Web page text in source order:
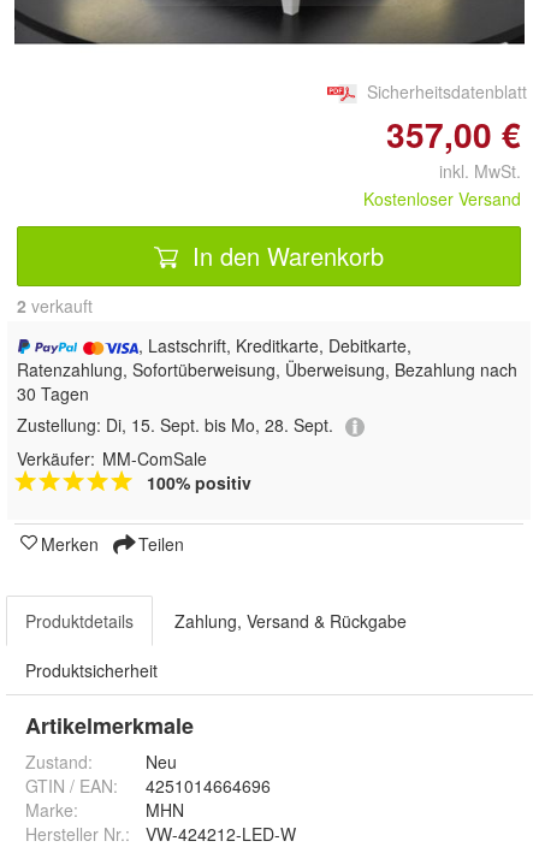
Sicherheitsdatenblatt
357,00 €
inkl. MwSt.
Kostenloser Versand
In den Warenkorb
2 verkauft
, Lastschrift, Kreditkarte, Debitkarte,
Ratenzahlung, Sofortüberweisung, Überweisung, Bezahlung nach
30 Tagen
Zustellung: Di, 15. Sept. bis Mo, 28. Sept.
Verkäufer: MM-ComSale
100% positiv
Merken Teilen
Produktdetails Zahlung, Versand & Rückgabe
Produktsicherheit
Artikelmerkmale
Zustand:
Neu
GTIN / EAN:
4251014664696
Marke:
MHN
Hersteller Nr.:
VW-424212-LED-W